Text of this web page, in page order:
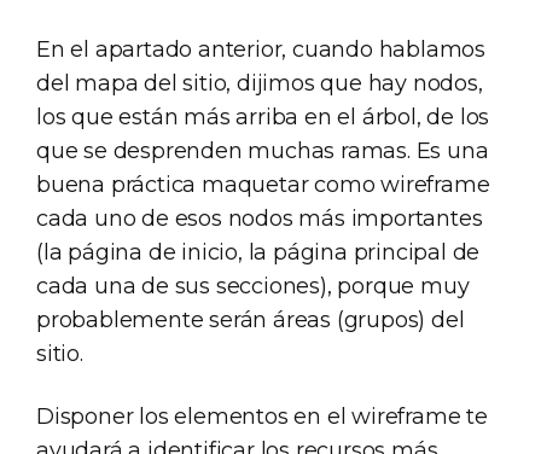
En el apartado anterior, cuando hablamos
del mapa del sitio, dijimos que hay nodos,
los que están más arriba en el árbol, de los
que se desprenden muchas ramas. Es una
buena práctica maquetar como wireframe
cada uno de esos nodos más importantes
(la página de inicio, la página principal de
cada una de sus secciones), porque muy
probablemente serán áreas (grupos) del
sitio.
Disponer los elementos en el wireframe te